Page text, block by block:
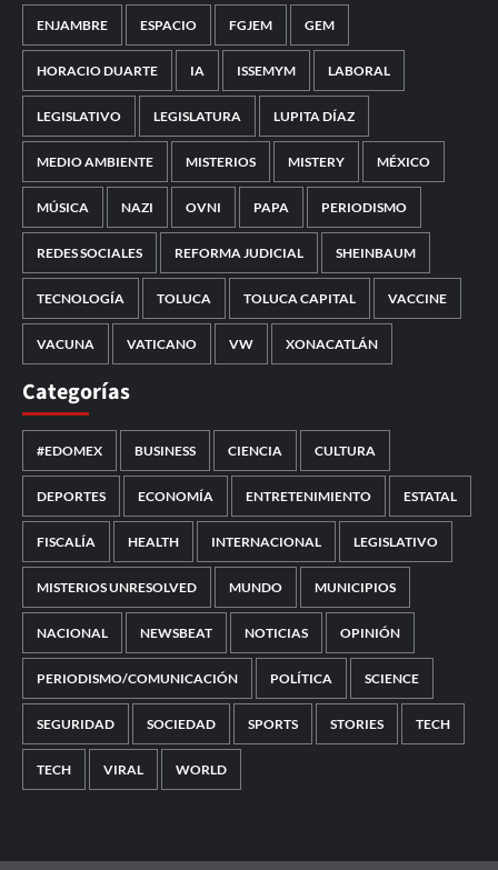
ENJAMBRE ESPACIO FGJEM GEM
HORACIO DUARTE IA ISSEMYM LABORAL
LEGISLATIVO LEGISLATURA LUPITA DÍAZ
MEDIO AMBIENTE MISTERIOS MISTERY MÉXICO
MÚSICA NAZI OVNI PAPA PERIODISMO
REDES SOCIALES REFORMA JUDICIAL SHEINBAUM
TECNOLOGÍA TOLUCA TOLUCA CAPITAL VACCINE
VACUNA VATICANO VW XONACATLÁN
Categorías
#EDOMEX BUSINESS CIENCIA CULTURA
DEPORTES ECONOMÍA ENTRETENIMIENTO ESTATAL
FISCALÍA HEALTH INTERNACIONAL LEGISLATIVO
MISTERIOS UNRESOLVED MUNDO MUNICIPIOS
NACIONAL NEWSBEAT NOTICIAS OPINIÓN
PERIODISMO/COMUNICACIÓN POLÍTICA SCIENCE
SEGURIDAD SOCIEDAD SPORTS STORIES TECH
TECH VIRAL WORLD